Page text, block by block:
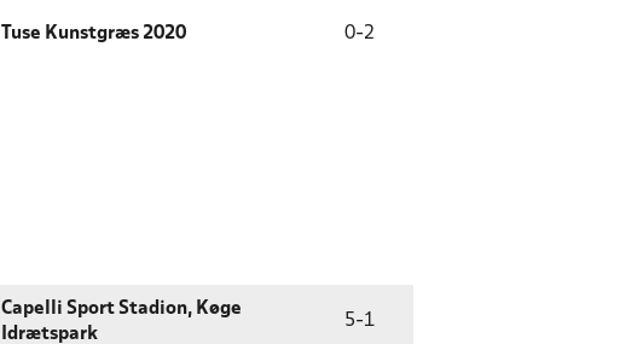
Tuse Kunstgræs 2020 0-2
Capelli Sport Stadion, Køge
Idrætspark
5-1